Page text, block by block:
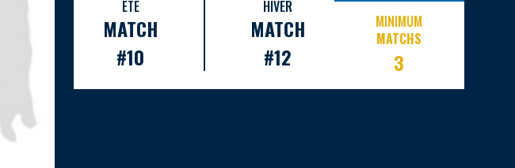
ÉTÉ
MATCH
#10
HIVER
MATCH
#12
MINIMUM
MATCHS
3